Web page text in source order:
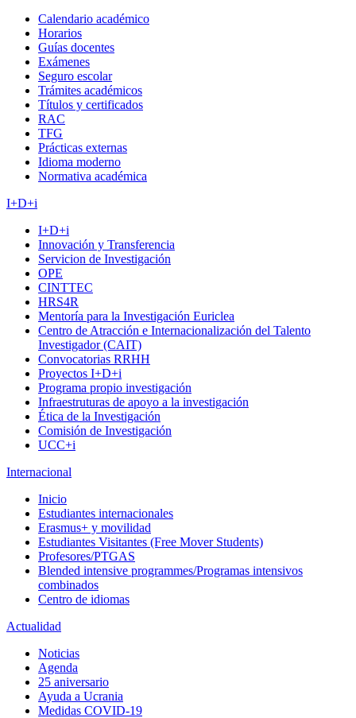
Calendario académico
Horarios
Guías docentes
Exámenes
Seguro escolar
Trámites académicos
Títulos y certificados
RAC
TFG
Prácticas externas
Idioma moderno
Normativa académica
I+D+i
I+D+i
Innovación y Transferencia
Servicion de Investigación
OPE
CINTTEC
HRS4R
Mentoría para la Investigación Euriclea
Centro de Atracción e Internacionalización del Talento
Investigador (CAIT)
Convocatorias RRHH
Proyectos I+D+i
Programa propio investigación
Infraestruturas de apoyo a la investigación
Ética de la Investigación
Comisión de Investigación
UCC+i
Internacional
Inicio
Estudiantes internacionales
Erasmus+ y movilidad
Estudiantes Visitantes (Free Mover Students)
Profesores/PTGAS
Blended intensive programmes/Programas intensivos
combinados
Centro de idiomas
Actualidad
Noticias
Agenda
25 aniversario
Ayuda a Ucrania
Medidas COVID-19